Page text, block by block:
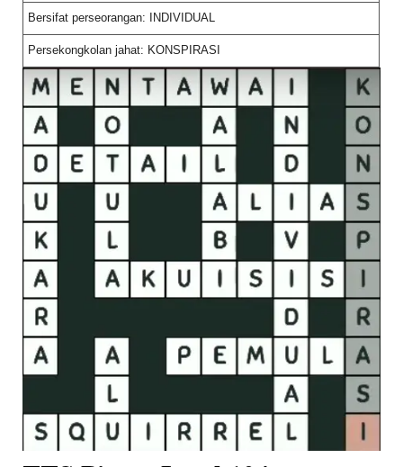
Bersifat perseorangan: INDIVIDUAL
Persekongkolan jahat: KONSPIRASI